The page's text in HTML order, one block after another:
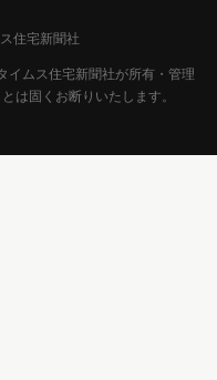
住宅新聞社
イムス住宅新聞社が所有・管理
は固くお断りいたします。